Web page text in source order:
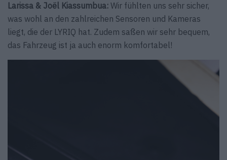
Larissa & Joël Kiassumbua: Wir fühlten uns sehr sicher,
was wohl an den zahlreichen Sensoren und Kameras
liegt, die der LYRIQ hat. Zudem saßen wir sehr bequem,
das Fahrzeug ist ja auch enorm komfortabel!